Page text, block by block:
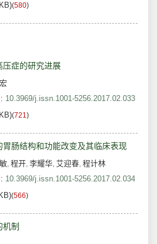
(580)
压症的研究进展
10.3969/j.issn.1001-5256.2017.02.033
(721)
肠结构和功能改变及其临床表现
, 程开, 李耀华, 艾迎春, 程计林
10.3969/j.issn.1001-5256.2017.02.034
(566)
制